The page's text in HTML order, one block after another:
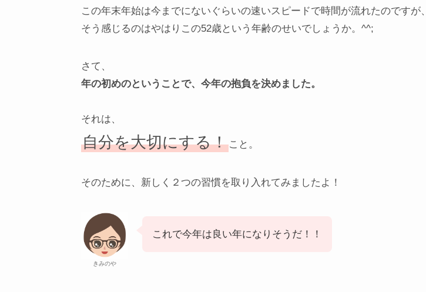
この年末年始は今までにないぐらいの速いスピードで時間が流れたのですが、
そう感じるのはやはりこの52歳という年齢のせいでしょうか。^^;
さて、
年の初めのということで、今年の抱負を決めました。
それは、
自分を大切にする！ こと。
そのために、新しく２つの習慣を取り入れてみましたよ！
きみのや
これで今年は良い年になりそうだ！！